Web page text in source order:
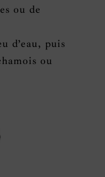
ou de
d’eau, puis
ou